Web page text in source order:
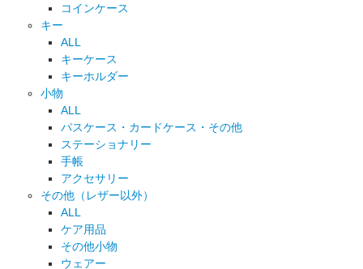
コインケース
キー
ALL
キーケース
キーホルダー
小物
ALL
パスケース・カードケース・その他
ステーショナリー
手帳
アクセサリー
その他（レザー以外）
ALL
ケア用品
その他小物
ウェアー